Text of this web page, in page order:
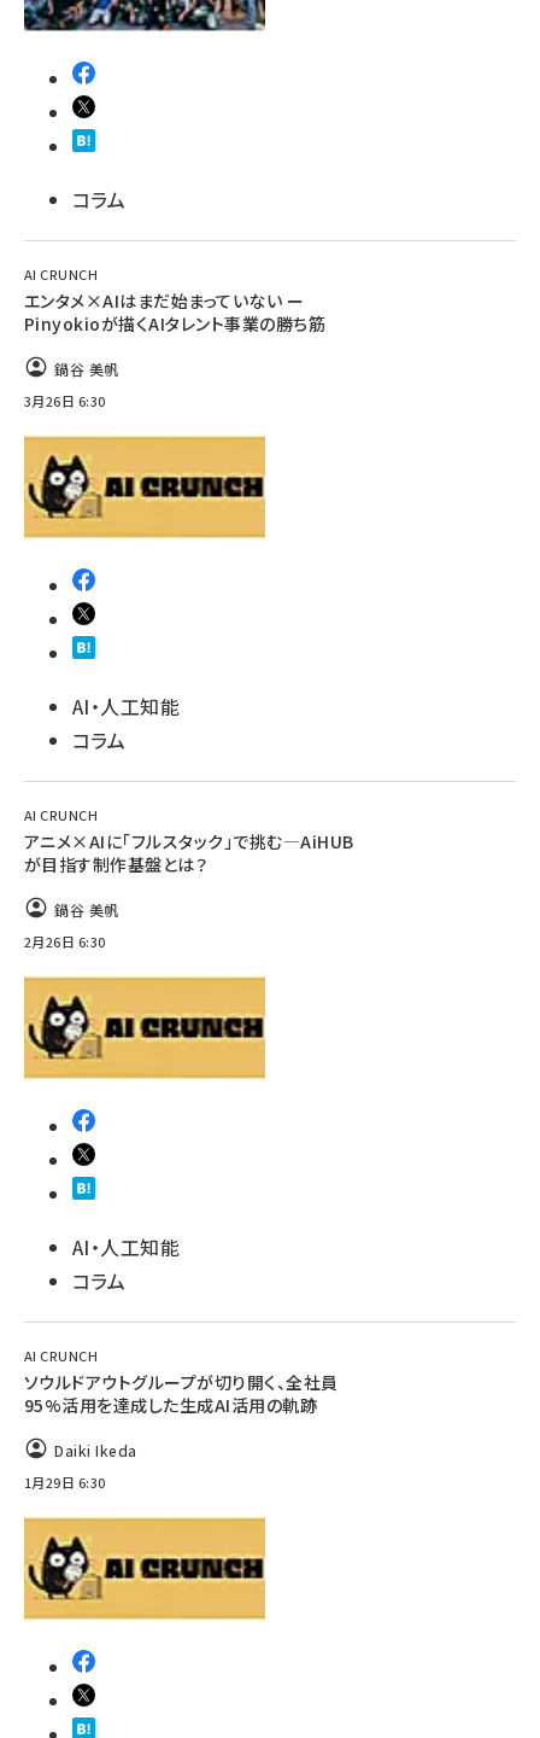
コラム
AI CRUNCH
エンタメ×AIはまだ始まっていない ー
Pinyokioが描くAIタレント事業の勝ち筋
鍋谷 美帆
3月26日 6:30
AI・人工知能
コラム
AI CRUNCH
アニメ×AIに「フルスタック」で挑む—AiHUB
が目指す制作基盤とは？
鍋谷 美帆
2月26日 6:30
AI・人工知能
コラム
AI CRUNCH
ソウルドアウトグループが切り開く、全社員
95%活用を達成した生成AI活用の軌跡
Daiki Ikeda
1月29日 6:30